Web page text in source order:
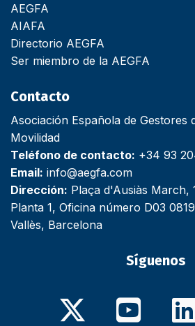
AEGFA
AIAFA
Directorio AEGFA
Ser miembro de la AEGFA
Contacto
Asociación Española de Gestores
Movilidad
Teléfono de contacto: +34 93
Email: info@aegfa.com
Dirección: Plaça d'Ausiàs March,
Planta 1, Oficina número D03
Vallès, Barcelona
Síguenos